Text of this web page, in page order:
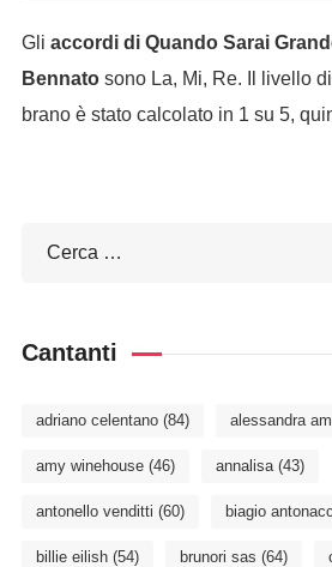
Gli accordi di Quando Sarai
Bennatosono La, Mi, Re. Il livello
brano è stato calcolato in 1 su 5,
Cantanti
adriano celentano(84) alessandra
amy winehouse(46) annalisa(43)
antonello venditti (60) biagio
billie eilish(54) brunori sas (64)